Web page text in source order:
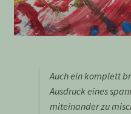
Auch ein komplett
Ausdruck eines
miteinander zu